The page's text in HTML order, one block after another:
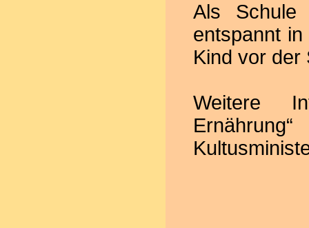
Als
entspannt
Kind vor der
Weitere